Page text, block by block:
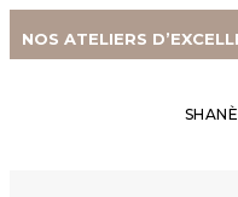
NOS ATELIERS